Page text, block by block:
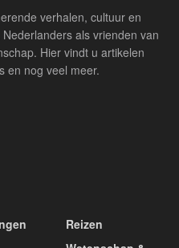
verhalen, cultuur en
als vrienden van
Hier vindt u artikelen
en nog veel meer.
Reizen